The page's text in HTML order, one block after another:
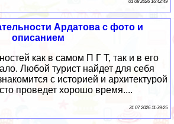
01 08 2026 16:42:49
Ардатова с фото и
описанием
как в самом П Г Т, так и в его
Любой турист найдет для себя
с историей и архитектурой
проведет хорошо время....
31 07 2026 11:39:25